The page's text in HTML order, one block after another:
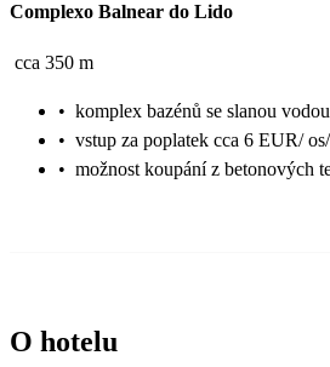
Complexo Balnear do Lido
cca 350 m
• komplex bazénů se slanou
• vstup za poplatek cca 6 EUR/
• možnost koupání z betonových
O hotelu